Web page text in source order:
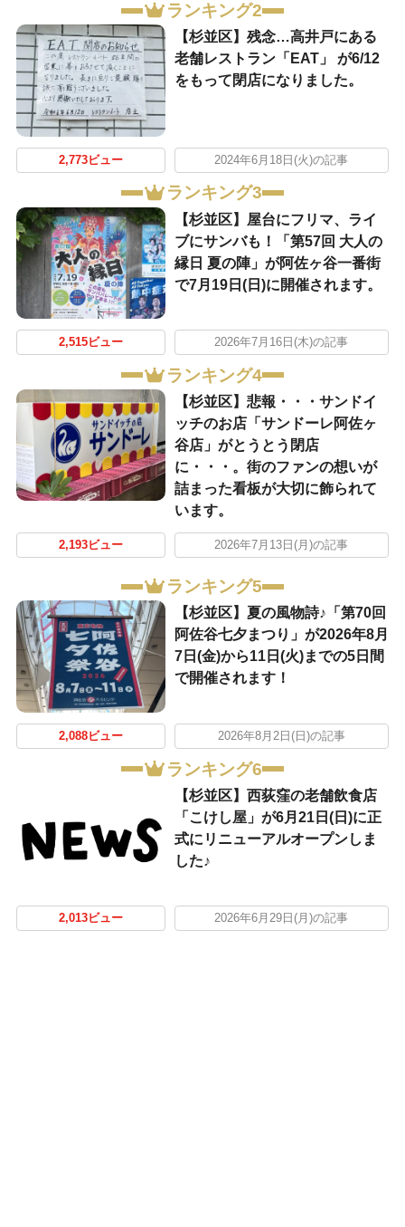
ランキング2
【杉並区】残念…高井戸にある
老舗レストラン「EAT」 が6/12
をもって閉店になりました。
2,773ビュー 2024年6月18日(火)の記事
ランキング3
【杉並区】屋台にフリマ、ライ
ブにサンバも！「第57回 大人の
縁日 夏の陣」が阿佐ヶ谷一番街
で7月19日(日)に開催されます。
2,515ビュー 2026年7月16日(木)の記事
ランキング4
【杉並区】悲報・・・サンドイ
ッチのお店「サンドーレ阿佐ヶ
谷店」がとうとう閉店
に・・・。街のファンの想いが
詰まった看板が大切に飾られて
います。
2,193ビュー 2026年7月13日(月)の記事
ランキング5
【杉並区】夏の風物詩♪「第70回
阿佐谷七夕まつり」が2026年8月
7日(金)から11日(火)までの5日間
で開催されます！
2,088ビュー 2026年8月2日(日)の記事
ランキング6
【杉並区】西荻窪の老舗飲食店
「こけし屋」が6月21日(日)に正
式にリニューアルオープンしま
した♪
2,013ビュー 2026年6月29日(月)の記事